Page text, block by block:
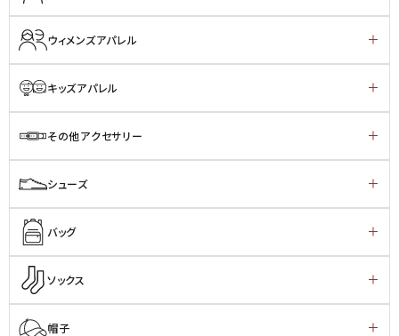
ウィメンズアパレル
キッズアパレル
その他アクセサリー
シューズ
バッグ
ソックス
帽子